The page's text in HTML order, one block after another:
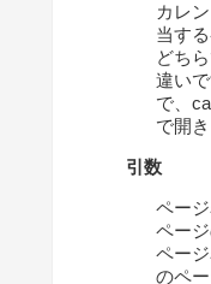
カレ
当す
どち
違い
で、
で開き
引数
ペー
ペー
ペー
のペ